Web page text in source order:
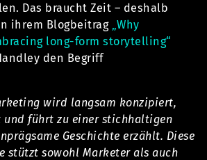
Das braucht Zeit – deshalb
ihrem Blogbeitrag „Why
long-form storytelling“
den Begriff
wird langsam konzipiert,
und führt zu einer stichhaltigen
Geschichte erzählt. Diese
stützt sowohl Marketer als auch